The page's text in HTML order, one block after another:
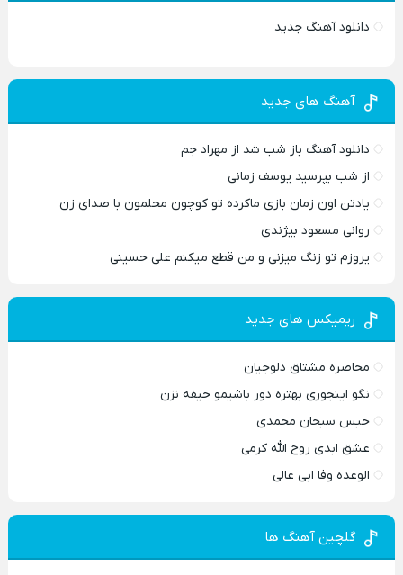
دانلود آهنگ جدید
آهنگ های جدید
دانلود آهنگ باز شب شد از مهراد جم
از شب بپرسید یوسف زمانی
یادتن اون زمان بازی ماکرده تو کوچون محلمون با صدای زن
روانی مسعود بیژندی
یروزم تو زنگ میزنی و من قطع میکنم علی حسینی
ریمیکس های جدید
محاصره مشتاق دلوجیان
نگو اینجوری بهتره دور باشیمو حیفه نزن
حبس سبحان محمدی
عشق ابدی روح الله کرمی
الوعده وفا ابی عالی
گلچین آهنگ ها